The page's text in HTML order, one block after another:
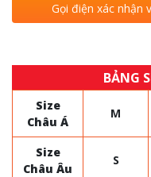
Gọi điện xác nhận
BẢNG
Size
Châu Á
M
Size
Châu Âu
S